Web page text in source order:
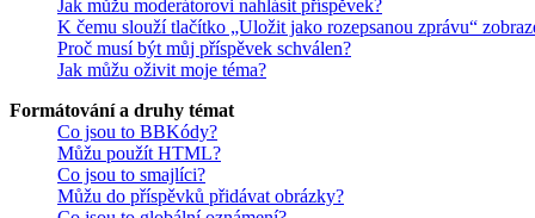
Jak můžu moderátorovi nahlásit příspěvek?
K čemu slouží tlačítko „Uložit jako rozepsanou zprávu“
Proč musí být můj příspěvek schválen?
Jak můžu oživit moje téma?
Formátování a druhy témat
Co jsou to BBKódy?
Můžu použít HTML?
Co jsou to smajlíci?
Můžu do příspěvků přidávat obrázky?